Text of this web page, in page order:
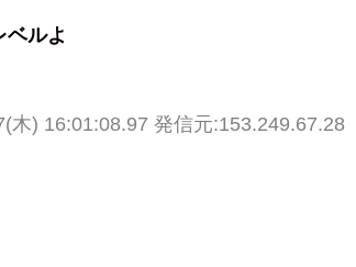
ベルよ
木) 16:01:08.97 発信元:153.249.67.28